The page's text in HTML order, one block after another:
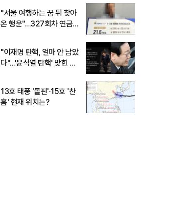
"서울 여행하는 꿈 뒤 찾아
온 행운"…327회차 연금
"이재명 탄핵, 얼마 안 남았
다"...'윤석열 탄핵' 맞힌 무
13호 태풍 '돌핀'·15호 '찬
홈' 현재 위치는?